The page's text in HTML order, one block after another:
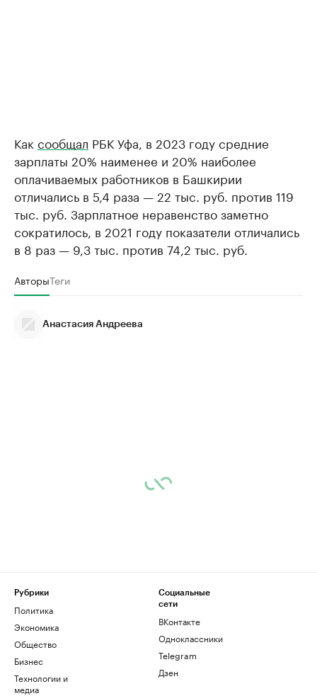
Как сообщал РБК Уфа, в 2023 году средние
зарплаты 20% наименее и 20% наиболее
оплачиваемых работников в Башкирии
отличались в 5,4 раза — 22 тыс. руб. против 119
тыс. руб. Зарплатное неравенство заметно
сократилось, в 2021 году показатели отличались
в 8 раз — 9,3 тыс. против 74,2 тыс. руб.
АвторыТеги
Анастасия Андреева
Рубрики
Политика
Экономика
Общество
Бизнес
Технологии и
медиа
Социальные
сети
ВКонтакте
Одноклассники
Telegram
Дзен